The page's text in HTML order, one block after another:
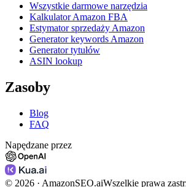
Wszystkie darmowe narzędzia
Kalkulator Amazon FBA
Estymator sprzedaży Amazon
Generator keywords Amazon
Generator tytułów
ASIN lookup
Zasoby
Blog
FAQ
Napędzane przez
© 2026 · AmazonSEO.aiWszelkie prawa